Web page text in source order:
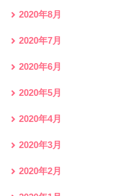
2020年8月
2020年7月
2020年6月
2020年5月
2020年4月
2020年3月
2020年2月